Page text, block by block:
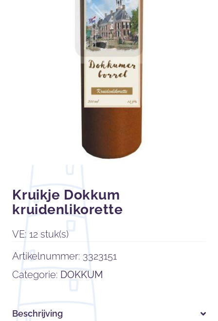
Kruikje Dokkum
kruidenlikorette
VE: 12 stuk(s)
Artikelnummer: 3323151
Categorie: DOKKUM
Beschrijving